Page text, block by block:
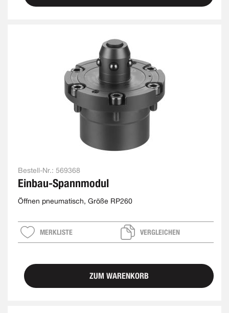
Bestell-Nr.: 569368
Einbau-Spannmodul
Öffnen pneumatisch, Größe RP260
MERKLISTE VERGLEICHEN
ZUM WARENKORB